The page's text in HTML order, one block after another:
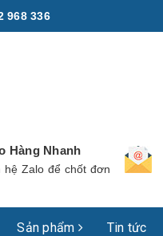
968 336
Hàng Nhanh
hệ Zalo để chốt đơn
Sản phẩm Tin tức